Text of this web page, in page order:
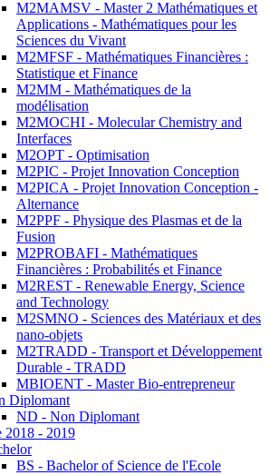
M2MAMSV - Master 2 Mathématiques et
Applications - Mathématiques pour les
Sciences du Vivant
M2MFSF - Mathématiques Financières :
Statistique et Finance
M2MM - Mathématiques de la
modélisation
M2MOCHI - Molecular Chemistry and
Interfaces
M2OPT - Optimisation
M2PIC - Projet Innovation Conception
M2PICA - Projet Innovation Conception -
Alternance
M2PPF - Physique des Plasmas et de la
Fusion
M2PROBAFI - Mathématiques
Financières : Probabilités et Finance
M2REST - Renewable Energy, Science
and Technology
M2SMNO - Sciences des Matériaux et des
nano-objets
M2TRADD - Transport et Développement
Durable - TRADD
MBIOENT - Master Bio-entrepreneur
Diplomant
ND - Non Diplomant
2018 - 2019
BS - Bachelor of Science de l'Ecole